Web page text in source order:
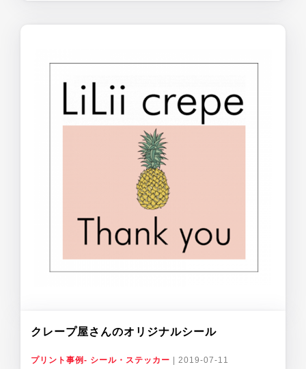
クレープ屋さんのオリジナルシール
プリント事例- シール・ステッカー 2019-07-11